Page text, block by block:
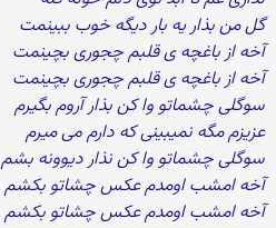
گل من بذار یه بار دیگه خوب ببینمت
آخه از باغچه ی قلبم چجوری بچینمت
آخه از باغچه ی قلبم چجوری بچینمت
سوگلی چشماتو وا کن بذار آروم بگیرم
عزیزم مگه نمیبینی که دارم می میرم
سوگلی چشماتو وا کن نذار دیوونه بشم
آخه امشب اومدم عکس چشاتو بکشم
آخه امشب اومدم عکس چشاتو بکشم